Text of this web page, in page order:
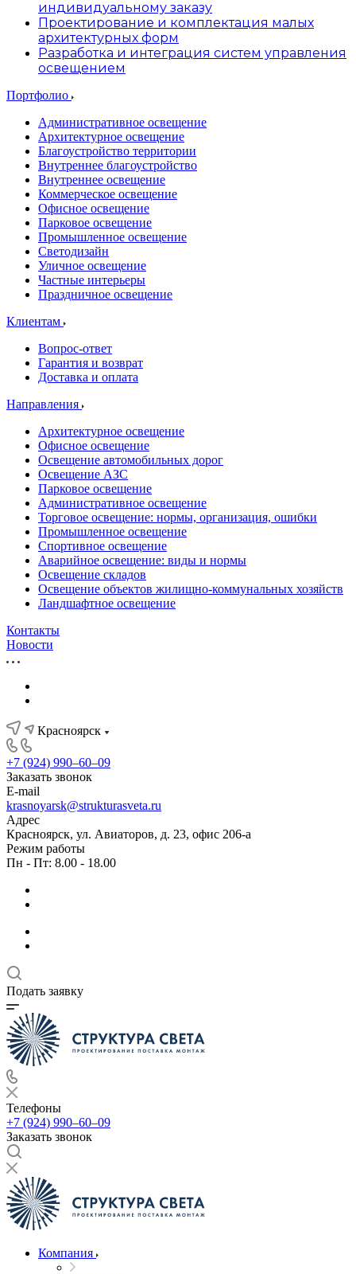
индивидуальному заказу
Проектирование и комплектация малых
архитектурных форм
Разработка и интеграция систем управления
освещением
Портфолио
Административное освещение
Архитектурное освещение
Благоустройство территории
Внутреннее благоустройство
Внутреннее освещение
Коммерческое освещение
Офисное освещение
Парковое освещение
Промышленное освещение
Светодизайн
Уличное освещение
Частные интерьеры
Праздничное освещение
Клиентам
Вопрос-ответ
Гарантия и возврат
Доставка и оплата
Направления
Архитектурное освещение
Офисное освещение
Освещение автомобильных дорог
Освещение АЗС
Парковое освещение
Административное освещение
Торговое освещение: нормы, организация, ошибки
Промышленное освещение
Спортивное освещение
Аварийное освещение: виды и нормы
Освещение складов
Освещение объектов жилищно-коммунальных хозяйств
Ландшафтное освещение
Контакты
Новости
Красноярск
+7 (924) 990‒60‒09
Заказать звонок
E-mail
krasnoyarsk@strukturasveta.ru
Адрес
Красноярск, ул. Авиаторов, д. 23, офис 206-а
Режим работы
Пн - Пт: 8.00 - 18.00
Подать заявку
Телефоны
+7 (924) 990‒60‒09
Заказать звонок
Компания